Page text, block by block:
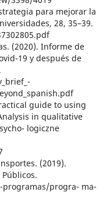
para mejorar la
28, 35–39.
(2020). Informe de
19 y después de
guide to using
in qualitative
logiczne
(2019).
progra- ma-